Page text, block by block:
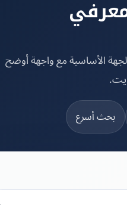
مع واجهة أوضح
أسرع